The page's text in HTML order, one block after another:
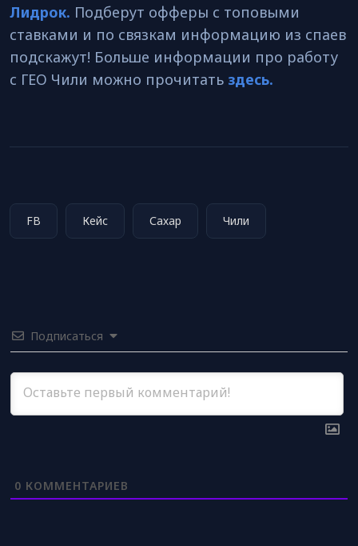
Лидрок. Подберут офферы с топовыми
ставками и по связкам информацию из спаев
подскажут! Больше информации про работу
с ГЕО Чили можно прочитать здесь.
FB Кейс Сахар Чили
Подписаться
0 КОММЕНТАРИЕВ